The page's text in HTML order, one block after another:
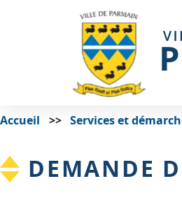
Accueil Services et
DEMANDE